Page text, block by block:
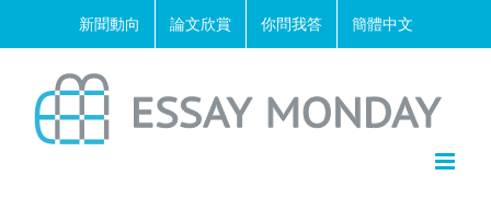
新聞動向 論文欣賞 你問我答 簡體中文